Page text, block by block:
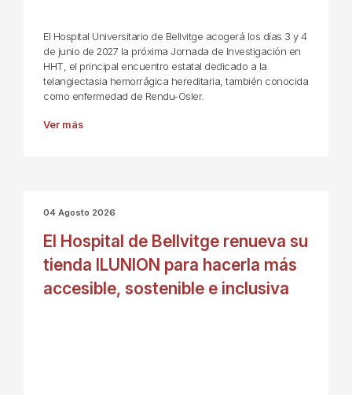
El Hospital Universitario de Bellvitge acogerá los días 3 y 4
de junio de 2027 la próxima Jornada de Investigación en
HHT, el principal encuentro estatal dedicado a la
telangiectasia hemorrágica hereditaria, también conocida
como enfermedad de Rendu-Osler.
Ver más
04 Agosto 2026
El Hospital de Bellvitge renueva su
tienda ILUNION para hacerla más
accesible, sostenible e inclusiva